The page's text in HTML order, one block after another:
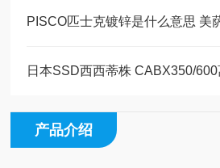
PISCO匹士克镀锌是什么意思 美
产品介绍